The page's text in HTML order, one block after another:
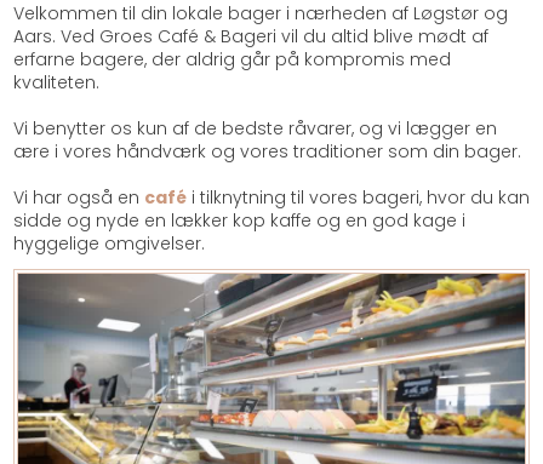
Velkommen til din lokale bager i nærheden af Løgstør og
Aars. Ved Groes Café & Bageri vil du altid blive mødt af
erfarne bagere, der aldrig går på kompromis med
kvaliteten.
​Vi benytter os kun af de bedste råvarer, og vi lægger en
ære i vores håndværk og vores traditioner som din bager.
Vi har også en caféi tilknytning til vores bageri, hvor du kan
sidde og nyde en lækker kop kaffe og en god kage i
hyggelige omgivelser.​